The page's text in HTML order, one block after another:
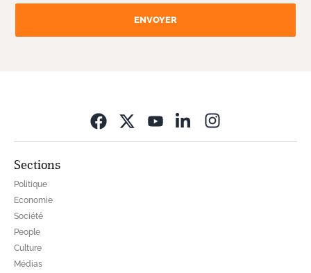
ENVOYER
Sections
Politique
Economie
Société
People
Culture
Médias